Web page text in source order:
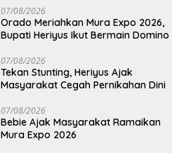
07/08/2026
Orado Meriahkan Mura Expo 2026,
Bupati Heriyus Ikut Bermain Domino
07/08/2026
Tekan Stunting, Heriyus Ajak
Masyarakat Cegah Pernikahan Dini
07/08/2026
Bebie Ajak Masyarakat Ramaikan
Mura Expo 2026